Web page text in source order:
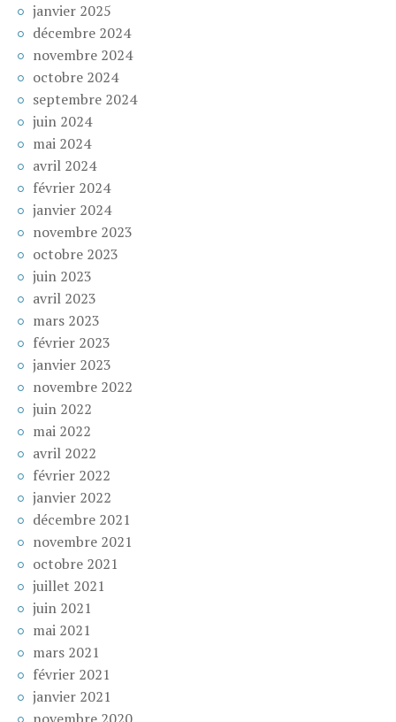
janvier 2025
décembre 2024
novembre 2024
octobre 2024
septembre 2024
juin 2024
mai 2024
avril 2024
février 2024
janvier 2024
novembre 2023
octobre 2023
juin 2023
avril 2023
mars 2023
février 2023
janvier 2023
novembre 2022
juin 2022
mai 2022
avril 2022
février 2022
janvier 2022
décembre 2021
novembre 2021
octobre 2021
juillet 2021
juin 2021
mai 2021
mars 2021
février 2021
janvier 2021